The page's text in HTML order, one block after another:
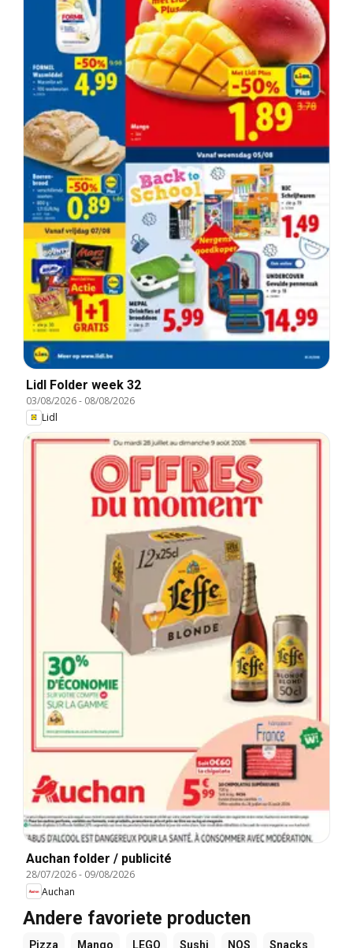
Lidl Folder week 32
03/08/2026- 08/08/2026
Lidl
Auchan folder / publicité
28/07/2026- 09/08/2026
Auchan
Andere favoriete producten
Pizza Mango LEGO Sushi NOS Snacks